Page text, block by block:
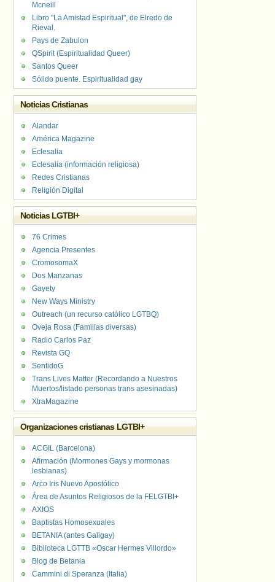
Mcneill
Libro "La Amistad Espiritual", de Elredo de
Rieval.
Pays de Zabulon
QSpirit (Espiritualidad Queer)
Santos Queer
Sólido puente. Espiritualidad gay
Noticias Cristianas
Alandar
América Magazine
Eclesalia
Eclesalia (información religiosa)
Redes Cristianas
Religión Digital
Noticias LGTBI+
76 Crimes
Agencia Presentes
CromosomaX
Dos Manzanas
Gayety
New Ways Ministry
Outreach (un recurso católico LGTBQ)
Oveja Rosa (Familias diversas)
Radio Carlos Paz
Revista GQ
SentidoG
Trans Lives Matter (Recordando a Nuestros
Muertos/listado personas trans asesinadas)
XtraMagazine
Organizaciones cristianas LGTBI+
ACGIL (Barcelona)
Afirmación (Mormones Gays y mormonas
lesbianas)
Arco Iris Nuevo Apostólico
Área de Asuntos Religiosos de la FELGTBI+
AXIOS
Baptistas Homosexuales
BETANIA (antes Galigay)
Biblioteca LGTTB «Oscar Hermes Villordo»
Blog de Betania
Cammini di Speranza (Italia)